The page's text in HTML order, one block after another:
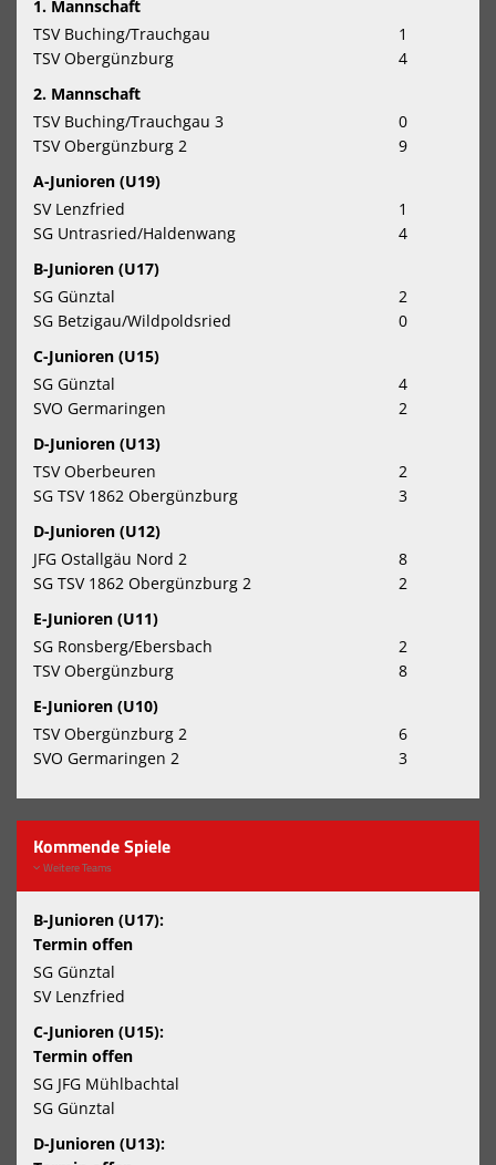
1. Mannschaft
TSV Buching/Trauchgau
1
TSV Obergünzburg
4
2. Mannschaft
TSV Buching/Trauchgau 3
0
TSV Obergünzburg 2
9
A-Junioren (U19)
SV Lenzfried
1
SG Untrasried/Haldenwang
4
B-Junioren (U17)
SG Günztal
2
SG Betzigau/Wildpoldsried
0
C-Junioren (U15)
SG Günztal
4
SVO Germaringen
2
D-Junioren (U13)
TSV Oberbeuren
2
SG TSV 1862 Obergünzburg
3
D-Junioren (U12)
JFG Ostallgäu Nord 2
8
SG TSV 1862 Obergünzburg 2
2
E-Junioren (U11)
SG Ronsberg/Ebersbach
2
TSV Obergünzburg
8
E-Junioren (U10)
TSV Obergünzburg 2
6
SVO Germaringen 2
3
Kommende Spiele
Weitere Teams
B-Junioren (U17):
Termin offen
SG Günztal
SV Lenzfried
C-Junioren (U15):
Termin offen
SG JFG Mühlbachtal
SG Günztal
D-Junioren (U13):